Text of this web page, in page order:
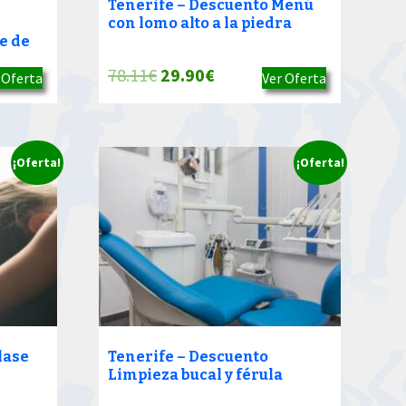
de
Oferta
Tenerife – Descuento Menú
con lomo alto a la piedra
78.11€ El
precio
era:
78.11€.
29.90€El
precio
es:
29.90€.
Ver Oferta
¡Oferta! ¡Oferta!
Tenerife – Descuento
Limpieza bucal y férula